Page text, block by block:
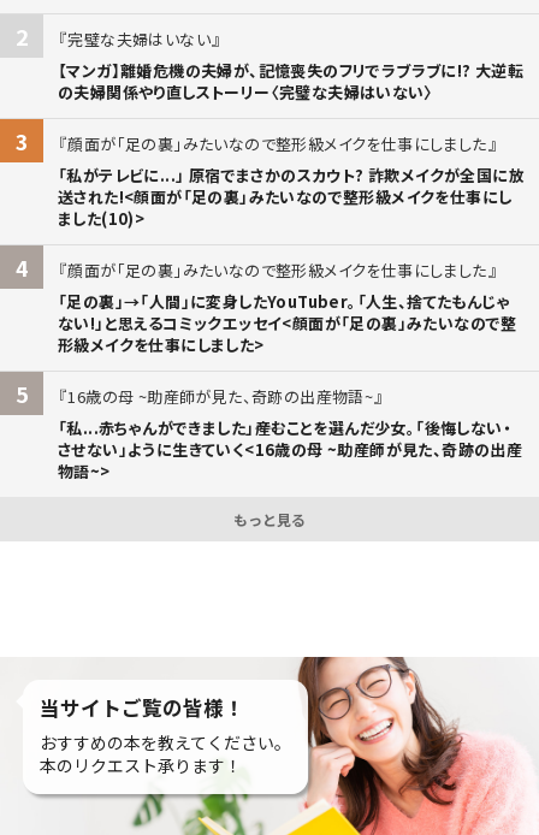
2
完璧な夫婦はいない
【マンガ】離婚危機の夫婦が、記憶喪失のフリでラブラブに!? 大逆転
の夫婦関係やり直しストーリー〈完璧な夫婦はいない〉
3
顔面が「足の裏」みたいなので整形級メイクを仕事にしました
「私がテレビに...」 原宿でまさかのスカウト? 詐欺メイクが全国に放
送された!<顔面が「足の裏」みたいなので整形級メイクを仕事にし
ました(10)>
4
顔面が「足の裏」みたいなので整形級メイクを仕事にしました
「足の裏」→「人間」に変身したYouTuber。「人生、捨てたもんじゃ
ない!」と思えるコミックエッセイ<顔面が「足の裏」みたいなので整
形級メイクを仕事にしました>
5
16歳の母 ~助産師が見た、奇跡の出産物語~
「私...赤ちゃんができました」――産むことを選んだ少女。「後悔しない・
させない」ように生きていく<16歳の母 ~助産師が見た、奇跡の出産
物語~>
もっと見る
当サイトご覧の皆様！
おすすめの本を教えてください。
本のリクエスト承ります！